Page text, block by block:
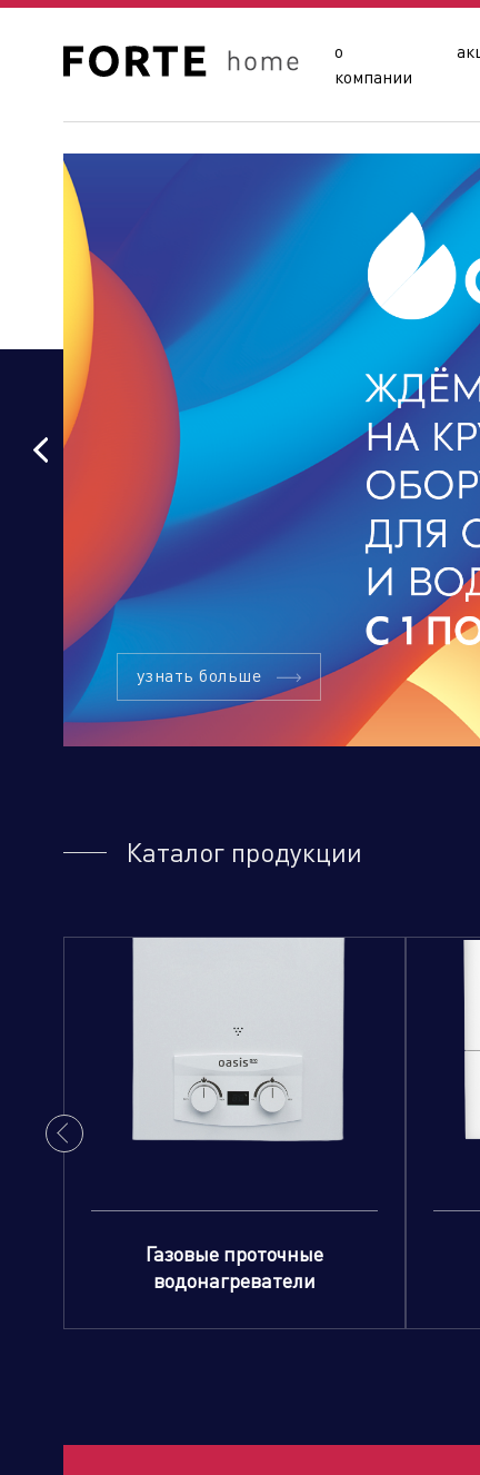
о
компании
Сайты подразделений
Управляющая компания
узнать больше
Каталог продукции
Газовые проточные
водонагреватели